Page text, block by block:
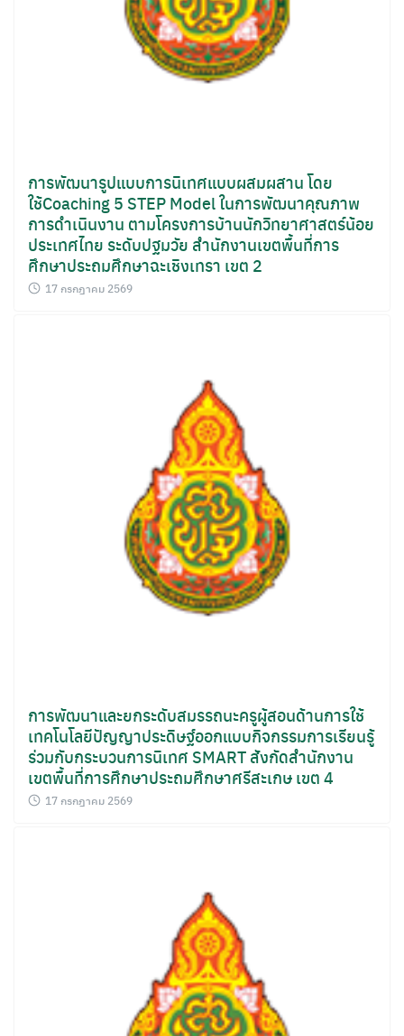
การพัฒนารูปแบบการนิเทศแบบผสมผสาน โดย
ใช้Coaching 5 STEP Model ในการพัฒนาคุณภาพ
การดำเนินงาน ตามโครงการบ้านนักวิทยาศาสตร์น้อย
ประเทศไทย ระดับปฐมวัย สำนักงานเขตพื้นที่การ
ศึกษาประถมศึกษาฉะเชิงเทรา เขต 2
17 กรกฎาคม 2569
การพัฒนาและยกระดับสมรรถนะครูผู้สอนด้านการใช้
เทคโนโลยีปัญญาประดิษฐ์ออกแบบกิจกรรมการเรียนรู้
ร่วมกับกระบวนการนิเทศ SMART สังกัดสำนักงาน
เขตพื้นที่การศึกษาประถมศึกษาศรีสะเกษ เขต 4
17 กรกฎาคม 2569